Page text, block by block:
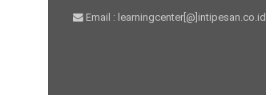
Email : learningcenter[@]intipesan.co.id